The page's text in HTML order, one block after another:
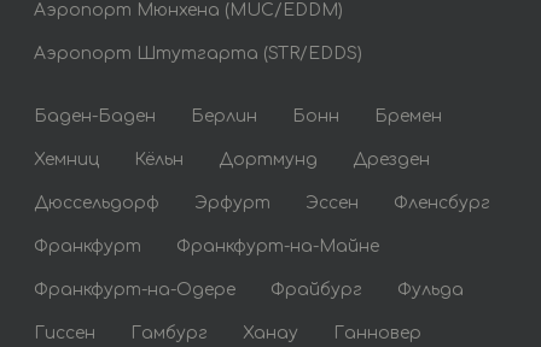
Аэропорт Мюнхена (MUC/EDDM)
Аэропорт Штутгарта (STR/EDDS)
Баден-Баден Берлин Бонн Бремен
Хемниц Кёльн Дортмунд Дрезден
Дюссельдорф Эрфурт Эссен Фленсбург
Франкфурт Франкфурт-на-Майне
Франкфурт-на-Одере Фрайбург Фульда
Гиссен Гамбург Ханау Ганновер